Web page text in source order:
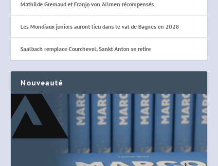
Mathilde Gremaud et Franjo von Allmen récompensés
Les Mondiaux juniors auront lieu dans le val de Bagnes en 2028
Saalbach remplace Courchevel, Sankt Anton se retire
Nouveauté